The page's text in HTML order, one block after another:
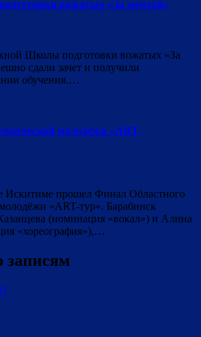
вожатых «За мечтой»
Школы подготовки вожатых «За
сдали зачет и получили
обучения.…
молодёжи «ART-
Искитиме прошел Финал Областного
«ART-тур». Барабинск
(номинация «вокал») и Алина
«хореография»),…
записям